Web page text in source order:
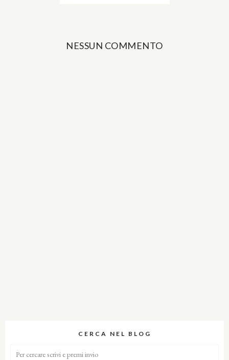
NESSUN COMMENTO
CERCA NEL BLOG